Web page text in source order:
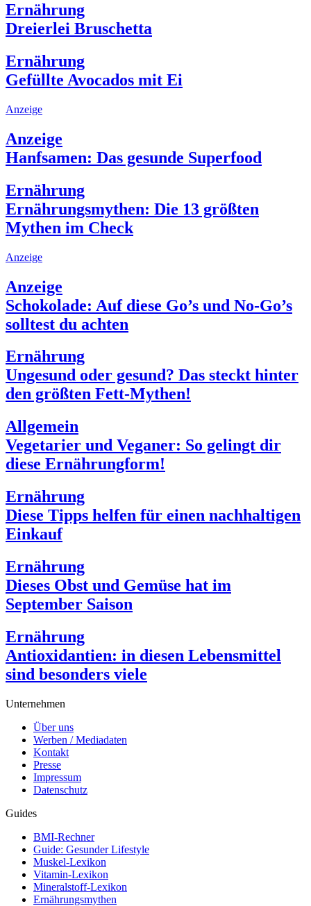
Ernährung
Dreierlei Bruschetta
Ernährung
Gefüllte Avocados mit Ei
Anzeige
Anzeige
Hanfsamen: Das gesunde Superfood
Ernährung
Ernährungsmythen: Die 13 größten
Mythen im Check
Anzeige
Anzeige
Schokolade: Auf diese Go’s und No-Go’s
solltest du achten
Ernährung
Ungesund oder gesund? Das steckt hinter
den größten Fett-Mythen!
Allgemein
Vegetarier und Veganer: So gelingt dir
diese Ernährungform!
Ernährung
Diese Tipps helfen für einen nachhaltigen
Einkauf
Ernährung
Dieses Obst und Gemüse hat im
September Saison
Ernährung
Antioxidantien: in diesen Lebensmittel
sind besonders viele
Unternehmen
Über uns
Werben / Mediadaten
Kontakt
Presse
Impressum
Datenschutz
Guides
BMI-Rechner
Guide: Gesunder Lifestyle
Muskel-Lexikon
Vitamin-Lexikon
Mineralstoff-Lexikon
Ernährungsmythen